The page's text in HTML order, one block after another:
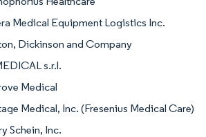
Medical Equipment Logistics Inc.
Dickinson and Company
s.r.l.
Medical
Medical, Inc. (Fresenius Medical Care)
Schein, Inc.